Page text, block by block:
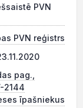
PVN
PVN reģistrs
pag.,
2144
īpašniekus